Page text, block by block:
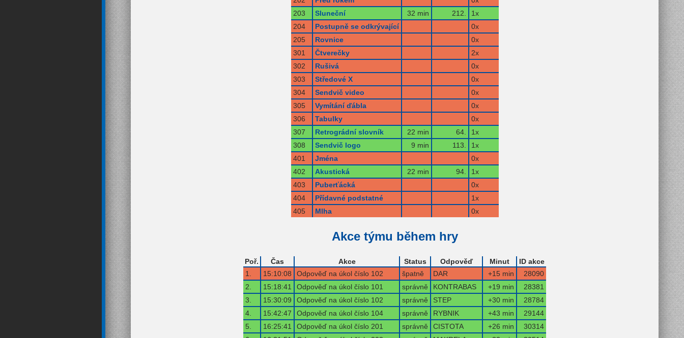
203
Sluneční 32 min 212.
1x
204
Postupně se odkrývající
0x
205
Rovnice
0x
301
Čtverečky
2x
302
Rušivá
0x
303
Středové X
0x
304
Sendvič video
0x
305
Vymítání ďábla
0x
306
Tabulky
0x
307
Retrográdní slovník 22 min 64.
1x
308
Sendvič logo 9 min 113.
1x
401
Jména
0x
402
Akustická 22 min 94.
1x
403
Puberťácká
0x
404
Přídavné podstatné
1x
405
Mlha 0x
Akce týmu během hry
Poř. Čas Akce Status Odpověď Minut
ID akce
1.
15:10:08 Odpověď na úkol číslo 102 špatně DAR +15 min
28090
2.
15:18:41 Odpověď na úkol číslo 101 správně KONTRABAS +19 min
28381
3.
15:30:09 Odpověď na úkol číslo 102 správně STEP +30 min
28784
4.
15:42:47 Odpověď na úkol číslo 104 správně RYBNIK +43 min
29144
5.
16:25:41 Odpověď na úkol číslo 201 správně CISTOTA +26 min
30314